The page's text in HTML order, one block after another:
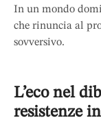
In un mondo
che rinuncia al
sovversivo.
L’eco nel
resistenze